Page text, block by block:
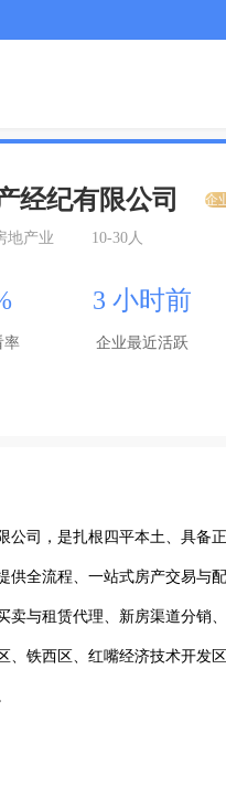
经纪有限公司 企
地产业 10-30人
率
3 小时前
企业最近活跃
公司，是扎根四平本土、具备
供全流程、一站式房产交易与配
卖与租赁代理、新房渠道分销
、铁西区、红嘴经济技术开发
赋能、透明交易、贴心服务”